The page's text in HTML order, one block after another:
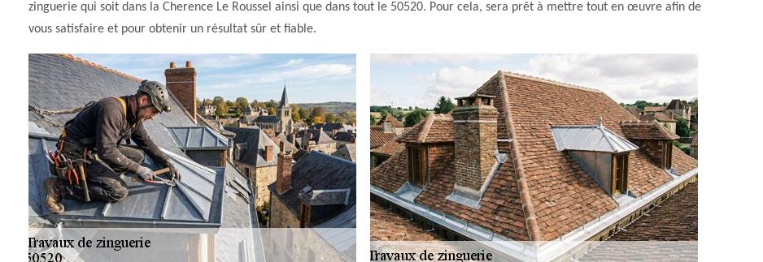
zinguerie qui soit dans la Cherence Le Roussel ainsi que dans tout le 50520. Pour cela, sera prêt à mettre tout en œuvre afin de
vous satisfaire et pour obtenir un résultat sûr et fiable.